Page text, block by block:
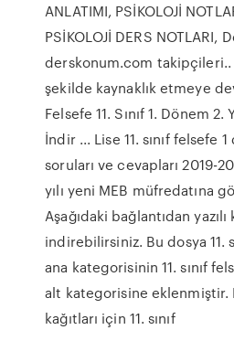
ANLATIMI, PSİKOLOJİ
PSİKOLOJİ DERS NOTLARI,
derskonum.com
şekilde kaynaklık etmeye
Felsefe 11. Sınıf 1. Dönem 2.
İndir ... Lise 11. sınıf felsefe 1
soruları ve cevapları 2019-
yılı yeni MEB müfredatına
Aşağıdaki bağlantıdan yazılı
indirebilirsiniz. Bu dosya 11.
ana kategorisinin 11. sınıf
alt kategorisine eklenmiştir.
kağıtları için 11. sınıf